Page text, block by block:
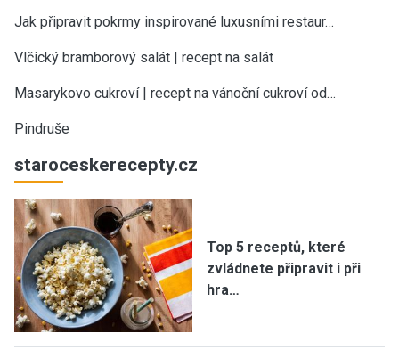
Jak připravit pokrmy inspirované luxusními restaur…
Vlčický bramborový salát | recept na salát
Masarykovo cukroví | recept na vánoční cukroví od…
Pindruše
staroceskerecepty.cz
Top 5 receptů, které
zvládnete připravit i při
hra…